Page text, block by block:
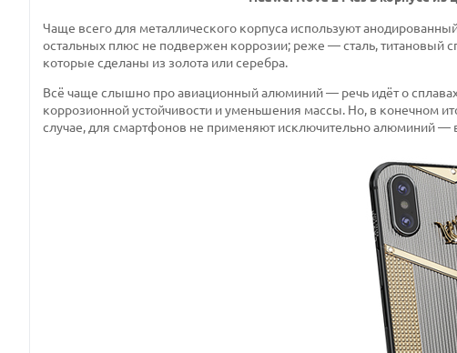
Чаще всего для металлического корпуса используют
остальных плюс не подвержен коррозии; реже — сталь, титановый
которые сделаны из золота или серебра.
Всё чаще слышно про авиационный алюминий — речь идёт о
коррозионной устойчивости и уменьшения массы. Но, в конечном
случае, для смартфонов не применяют исключительно алюминий —